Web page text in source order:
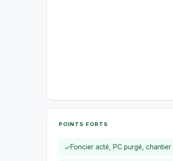
POINTS FORTS
✓Foncier acté, PC purgé,